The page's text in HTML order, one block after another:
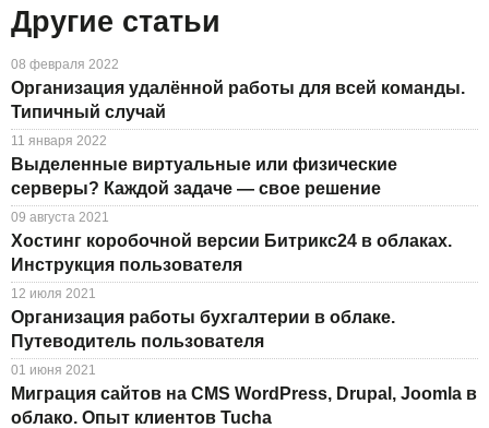
Другие статьи
08 февраля 2022
Организация удалённой работы для всей команды.
Типичный случай
11 января 2022
Выделенные виртуальные или физические
серверы? Каждой задаче — свое решение
09 августа 2021
Хостинг коробочной версии Битрикс24 в облаках.
Инструкция пользователя
12 июля 2021
Организация работы бухгалтерии в облаке.
Путеводитель пользователя
01 июня 2021
Миграция сайтов на CMS WordPress, Drupal, Joomla в
облако. Опыт клиентов Tucha